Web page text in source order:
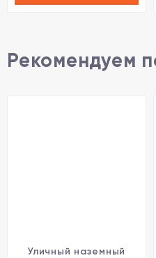
Рекомендуем
Уличный наземный